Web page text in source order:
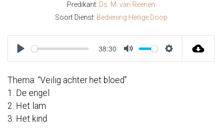
Predikant: Ds. M. van Reenen
Soort Dienst: Bediening Heilige Doop
Play
38:30
Mute Settings
Thema: “Veilig achter het bloed”
1. De engel
2. Het lam
3. Het kind